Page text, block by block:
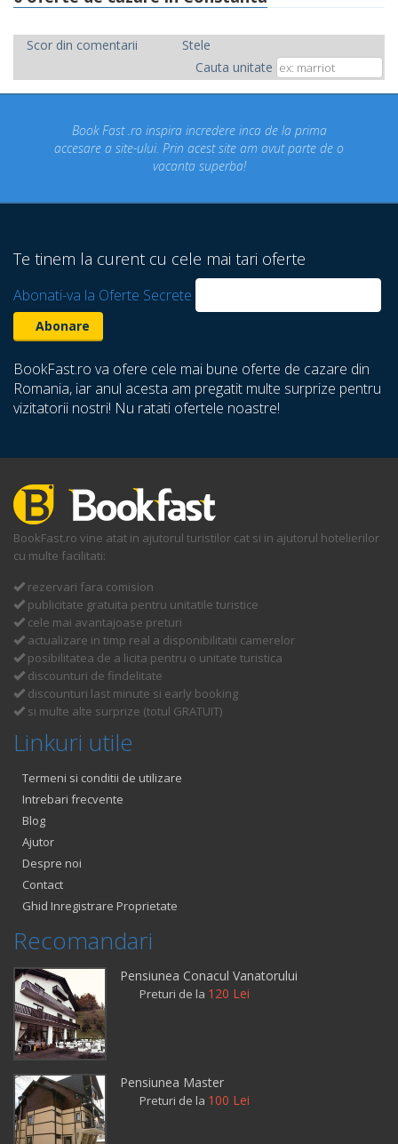
Scor din comentarii
Stele
Cauta unitate
Fast .ro inspira incredere inca de la prima
a site-ului. Prin acest site am avut parte de o
vacanta superba!
Te tinem la curent cu cele mai tari oferte
Abonati-va la Oferte Secrete
BookFast.ro va ofere cele mai bune oferte de cazare din
Romania, iar anul acesta am pregatit multe surprize pentru
vizitatorii nostri! Nu ratati ofertele noastre!
BookFast.ro vine atat in ajutorul turistilor cat si in ajutorul hotelierilor
cu multe facilitati:
rezervari fara comision
publicitate gratuita pentru unitatile turistice
cele mai avantajoase preturi
actualizare in timp real a disponibilitatii camerelor
posibilitatea de a licita pentru o unitate turistica
discounturi de findelitate
discounturi last minute si early booking
si multe alte surprize (totul GRATUIT)
Linkuri utile
Termeni si conditii de utilizare
Intrebari frecvente
Blog
Ajutor
Despre noi
Contact
Ghid Inregistrare Proprietate
Recomandari
Pensiunea Conacul Vanatorului
Preturi de la 120 Lei
Pensiunea Master
Preturi de la 100 Lei